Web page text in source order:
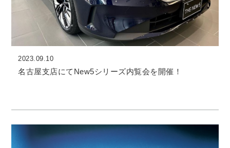
2023.09.10
名古屋支店にてNew5シリーズ内覧会を開催！